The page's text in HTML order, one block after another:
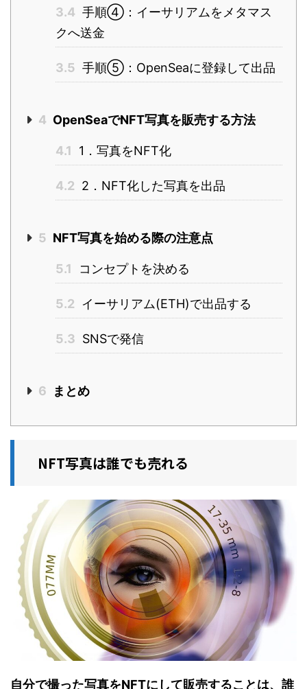
3.4 手順④：イーサリアムをメタマス
クへ送金
3.5 手順⑤：OpenSeaに登録して出品
4 OpenSeaでNFT写真を販売する方法
4.1 1．写真をNFT化
4.2 2．NFT化した写真を出品
5 NFT写真を始める際の注意点
5.1 コンセプトを決める
5.2 イーサリアム(ETH)で出品する
5.3 SNSで発信
6 まとめ
NFT写真は誰でも売れる
自分で撮った写真をNFTにして販売することは、誰